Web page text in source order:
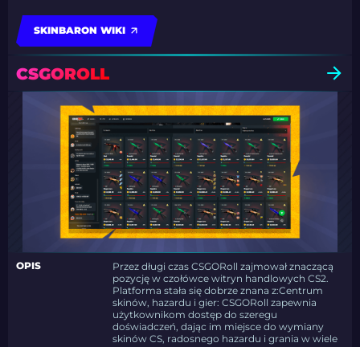
SKINBARON WIKI
CSGOROLL
OPIS
Przez długi czas CSGORoll zajmował znaczącą
pozycję w czołówce witryn handlowych CS2.
Platforma stała się dobrze znana z:Centrum
skinów, hazardu i gier: CSGORoll zapewnia
użytkownikom dostęp do szeregu
doświadczeń, dając im miejsce do wymiany
skinów CS, radosnego hazardu i grania w wiele